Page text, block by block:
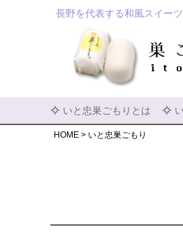
長野を代表する和風スイー
いと忠巣ごもりとは
HOME いと忠巣ごもり